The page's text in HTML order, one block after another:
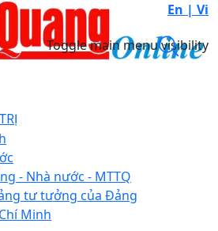
En | Vi
Toggle main menu visibility
- Nhà nước - MTTQ
tư tưởng của Đảng
Minh